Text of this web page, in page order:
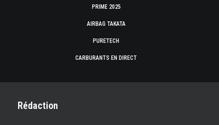
PRIME 2025
AIRBAG TAKATA
PURETECH
CARBURANTS EN DIRECT
Rédaction